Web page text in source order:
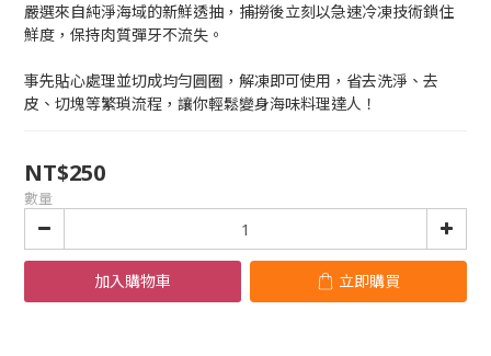
嚴選來自純淨海域的新鮮透抽，捕撈後立刻以急速冷凍技術鎖住
鮮度，保持肉質彈牙不流失。
事先貼心處理並切成均勻圓圈，解凍即可使用，省去洗淨、去
皮、切塊等繁瑣流程，讓你輕鬆變身海味料理達人！
NT$250
數量
加入購物車 立即購買